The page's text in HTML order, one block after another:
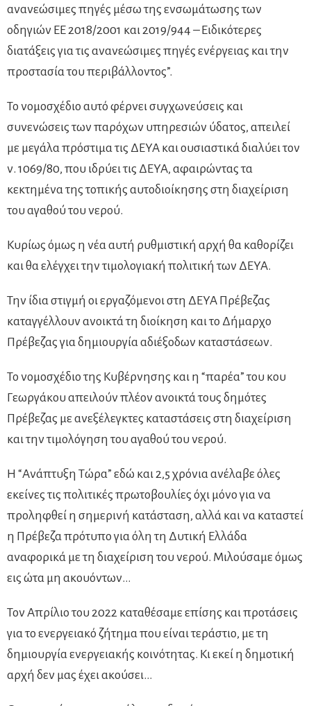
ανανεώσιμες πηγές μέσω της ενσωμάτωσης των
οδηγιών ΕΕ 2018/2001 και 2019/944 – Ειδικότερες
διατάξεις για τις ανανεώσιμες πηγές ενέργειας και την
προστασία του περιβάλλοντος”.
Το νομοσχέδιο αυτό φέρνει συγχωνεύσεις και
συνενώσεις των παρόχων υπηρεσιών ύδατος, απειλεί
με μεγάλα πρόστιμα τις ΔΕΥΑ και ουσιαστικά διαλύει τον
ν. 1069/80, που ιδρύει τις ΔΕΥΑ, αφαιρώντας τα
κεκτημένα της τοπικής αυτοδιοίκησης στη διαχείριση
του αγαθού του νερού.
Κυρίως όμως η νέα αυτή ρυθμιστική αρχή θα καθορίζει
και θα ελέγχει την τιμολογιακή πολιτική των ΔΕΥΑ.
Την ίδια στιγμή οι εργαζόμενοι στη ΔΕΥΑ Πρέβεζας
καταγγέλλουν ανοικτά τη διοίκηση και το Δήμαρχο
Πρέβεζας για δημιουργία αδιέξοδων καταστάσεων.
Το νομοσχέδιο της Κυβέρνησης και η “παρέα” του κου
Γεωργάκου απειλούν πλέον ανοικτά τους δημότες
Πρέβεζας με ανεξέλεγκτες καταστάσεις στη διαχείριση
και την τιμολόγηση του αγαθού του νερού.
Η “Ανάπτυξη Τώρα” εδώ και 2,5 χρόνια ανέλαβε όλες
εκείνες τις πολιτικές πρωτοβουλίες όχι μόνο για να
προληφθεί η σημερινή κατάσταση, αλλά και να καταστεί
η Πρέβεζα πρότυπο για όλη τη Δυτική Ελλάδα
αναφορικά με τη διαχείριση του νερού. Μιλούσαμε όμως
εις ώτα μη ακουόντων…
Τον Απρίλιο του 2022 καταθέσαμε επίσης και προτάσεις
για το ενεργειακό ζήτημα που είναι τεράστιο, με τη
δημιουργία ενεργειακής κοινότητας. Κι εκεί η δημοτική
αρχή δεν μας έχει ακούσει…